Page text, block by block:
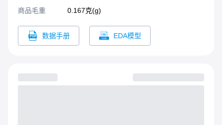
商品毛重 0.167克(g)
数据手册 EDA模型